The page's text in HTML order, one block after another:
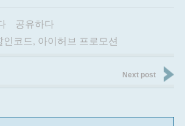
공유하다
인코드, 아이허브 프로모션
Next post